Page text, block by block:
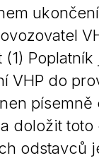
VHP do
doložit toto
odstavců